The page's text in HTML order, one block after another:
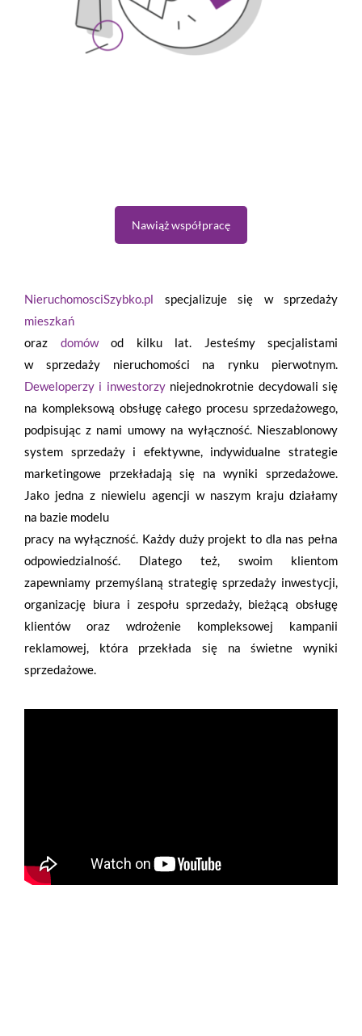
Nawiąż współpracę
NieruchomosciSzybko.pl specjalizuje się w sprzedaży
mieszkań
oraz domówod kilku lat. Jesteśmy specjalistami
w sprzedaży nieruchomości na rynku pierwotnym.
Deweloperzy i inwestorzyniejednokrotnie decydowali się
na kompleksową obsługę całego procesu sprzedażowego,
podpisując z nami umowy na wyłączność. Nieszablonowy
system sprzedaży i efektywne, indywidualne strategie
marketingowe przekładają się na wyniki sprzedażowe.
Jako jedna z niewielu agencji w naszym kraju działamy
na bazie modelu
pracy na wyłączność. Każdy duży projekt to dla nas pełna
odpowiedzialność. Dlatego też, swoim klientom
zapewniamy przemyślaną strategię sprzedaży inwestycji,
organizację biura i zespołu sprzedaży, bieżącą obsługę
klientów oraz wdrożenie kompleksowej kampanii
reklamowej, która przekłada się na świetne wyniki
sprzedażowe.